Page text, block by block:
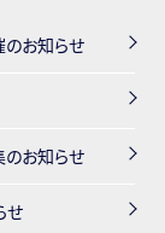
お知らせ
お知らせ
せ